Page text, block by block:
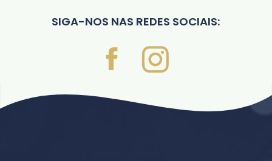
SIGA-NOS NAS REDES SOCIAIS: